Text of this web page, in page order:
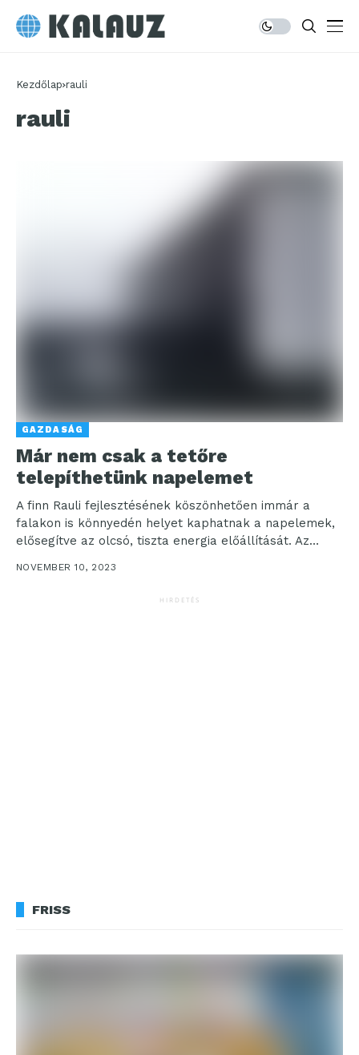
Kezdőlap rauli
rauli
GAZDASÁG
Már nem csak a tetőre
telepíthetünk napelemet
A finn Rauli fejlesztésének köszönhetően immár a
falakon is könnyedén helyet kaphatnak a napelemek,
elősegítve az olcsó, tiszta energia előállítását. Az
NOVEMBER 10, 2023
HIRDETÉS
FRISS